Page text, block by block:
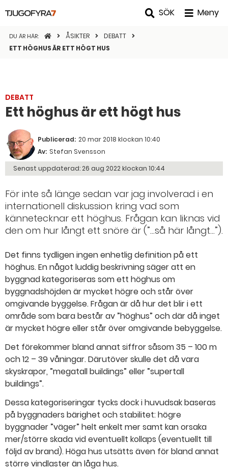
SÖK Meny
DU ÄR HÄR: STARTSIDAN
ÅSIKTER
DEBATT
ETT HÖGHUS ÄR ETT HÖGT HUS
DEBATT
Ett höghus är ett högt hus
Publicerad: 20 mar 2018 klockan 10:40
Av: Stefan Svensson
Senast uppdaterad:26 aug 2022 klockan 10:44
För inte så länge sedan var jag involverad i en
internationell diskussion kring vad som
kännetecknar ett höghus. Frågan kan liknas vid
den om hur långt ett snöre är (”…så här långt…”).
Det finns tydligen ingen enhetlig definition på ett
höghus. En något luddig beskrivning säger att en
byggnad kategoriseras som ett höghus om
byggnadshöjden är mycket högre och står över
omgivande byggelse. Frågan är då hur det blir i ett
område som bara består av ”höghus” och där då inget
är mycket högre eller står över omgivande bebyggelse.
Det förekommer bland annat siffror såsom 35 – 100 m
och 12 – 39 våningar. Därutöver skulle det då vara
skyskrapor, ”megatall buildings” eller ”supertall
buildings”.
Dessa kategoriseringar tycks dock i huvudsak baseras
på byggnaders bärighet och stabilitet: högre
byggnader ”väger” helt enkelt mer samt kan orsaka
mer/större skada vid eventuellt kollaps (eventuellt till
följd av brand). Höga hus utsätts även för bland annat
större vindlaster än låga hus.